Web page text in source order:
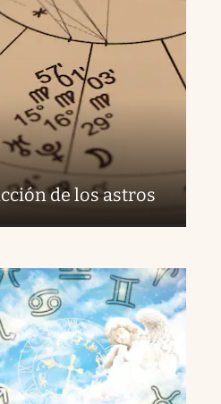
de los astros